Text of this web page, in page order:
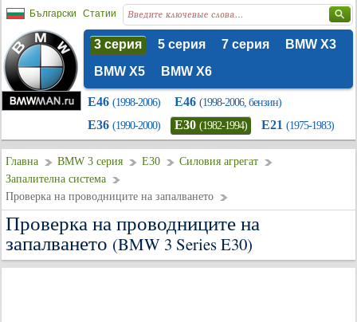
Български Статии
3 серия 5 серия 7 серия
BMW X3
BMW X5
BMW X6
E46 (1998-2006) E46 (1998-2006, бензин)
E36 (1990-2000) E30 (1982-1994) E21 (1975-1983)
Главна BMW 3 серия E30
Силовия агрегат
Запалителна система
Проверка на проводниците на запалването
Проверка на проводниците на
запалването (BMW 3 Series E30)